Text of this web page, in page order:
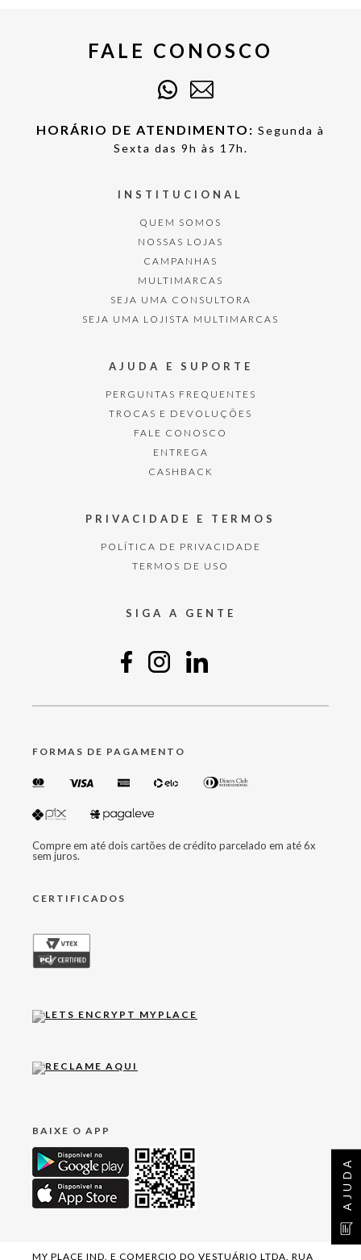
AJUDA
FALE CONOSCO
HORÁRIO DE ATENDIMENTO: Segunda à
Sexta das 9h às 17h.
INSTITUCIONAL
QUEM SOMOS
NOSSAS LOJAS
CAMPANHAS
MULTIMARCAS
SEJA UMA CONSULTORA
SEJA UMA LOJISTA MULTIMARCAS
AJUDA E SUPORTE
PERGUNTAS FREQUENTES
TROCAS E DEVOLUÇÕES
FALE CONOSCO
ENTREGA
CASHBACK
PRIVACIDADE E TERMOS
POLÍTICA DE PRIVACIDADE
TERMOS DE USO
SIGA A GENTE
FORMAS DE PAGAMENTO
Compre em até dois cartões de crédito parcelado em até 6x
sem juros.
CERTIFICADOS
BAIXE O APP
MY PLACE IND. E COMERCIO DO VESTUÁRIO LTDA. RUA